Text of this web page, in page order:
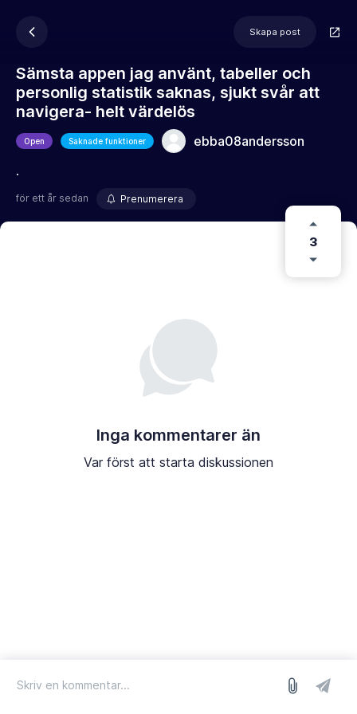
Skapa post
Sämsta appen jag använt, tabeller och
personlig statistik saknas, sjukt svår att
navigera- helt värdelös
Open Saknade funktioner
ebba08andersson
.
för ett år sedan Prenumerera
3
Inga kommentarer än
Var först att starta diskussionen